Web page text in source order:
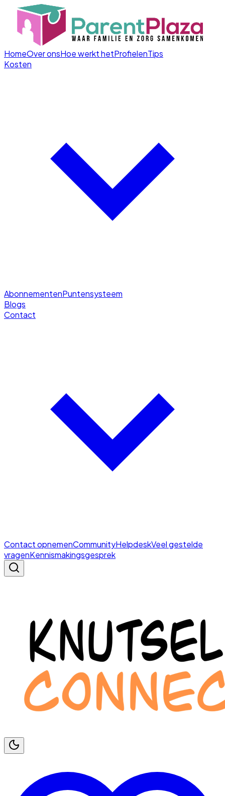
HomeOver onsHoe werkt hetProfielenTips
Kosten
AbonnementenPuntensysteem
Blogs
Contact
Contact opnemenCommunityHelpdeskVeel gestelde
vragenKennismakingsgesprek